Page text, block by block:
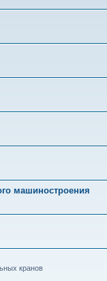
машиностроения
кранов